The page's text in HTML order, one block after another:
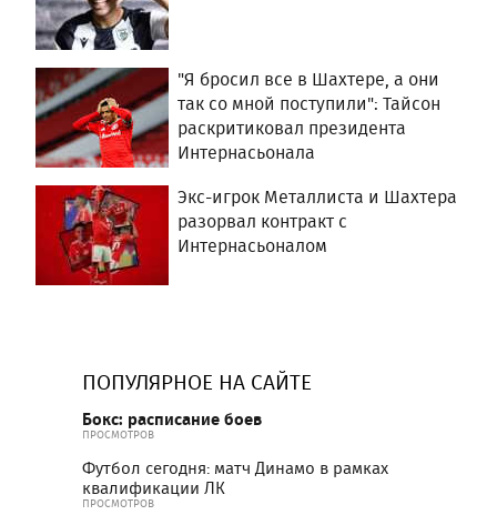
"Я бросил все в Шахтере, а они
так со мной поступили": Тайсон
раскритиковал президента
Интернасьонала
Экс-игрок Металлиста и Шахтера
разорвал контракт с
Интернасьоналом
ПОПУЛЯРНОЕ НА САЙТЕ
Бокс: расписание боев
ПРОСМОТРОВ
Футбол сегодня: матч Динамо в рамках
квалификации ЛК
ПРОСМОТРОВ